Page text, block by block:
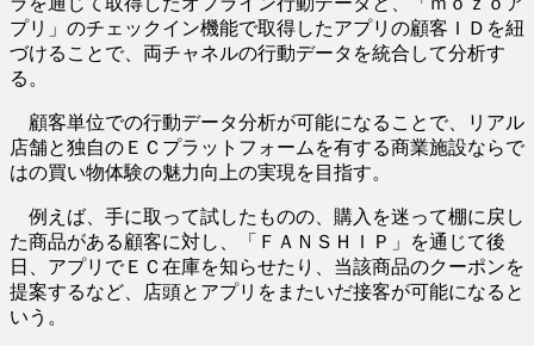
プリ」のチェックイン機能で取得したアプリの顧客ＩＤを紐
づけることで、両チャネルの行動データを統合して分析す
る。
顧客単位での行動データ分析が可能になることで、リアル
店舗と独自のＥＣプラットフォームを有する商業施設ならで
はの買い物体験の魅力向上の実現を目指す。
例えば、手に取って試したものの、購入を迷って棚に戻し
た商品がある顧客に対し、「ＦＡＮＳＨＩＰ」を通じて後
日、アプリでＥＣ在庫を知らせたり、当該商品のクーポンを
提案するなど、店頭とアプリをまたいだ接客が可能になると
いう。